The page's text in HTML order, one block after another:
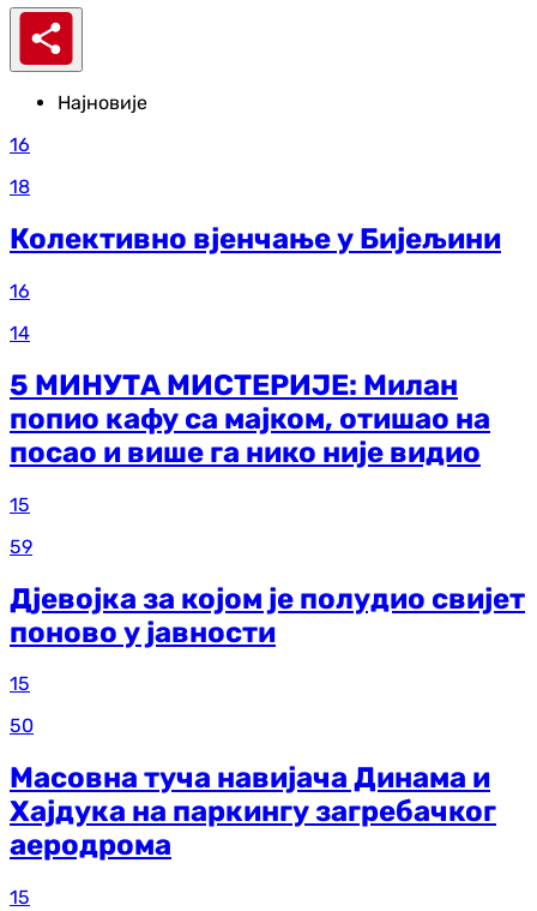
Најновије
16
18
Колективно вјенчање у Бијељини
16
14
5 МИНУТА МИСТЕРИЈЕ: Милан
попио кафу са мајком, отишао на
посао и више га нико није видио
15
59
Дјевојка за којом је полудио свијет
поново у јавности
15
50
Масовна туча навијача Динама и
Хајдука на паркингу загребачког
аеродрома
15